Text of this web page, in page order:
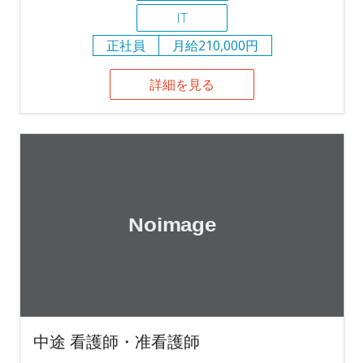
IT
正社員
月給210,000円
詳細を見る
中途 看護師・准看護師